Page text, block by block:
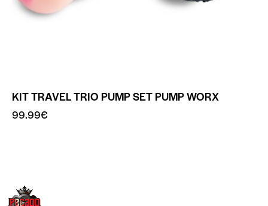
KIT TRAVEL TRIO PUMP SET PUMP WORX
99.99€